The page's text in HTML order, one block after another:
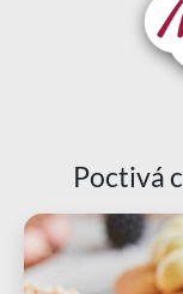
Poctivá